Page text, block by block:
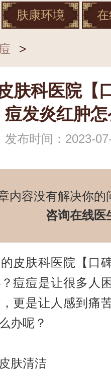
肤康环境
>
肤科医院【
痘发炎红肿怎
发布时间：2023-
内容没有解决你的
咨询在线医
肤科医院【口碑
痘痘是让很多人
更是让人感到痛
办呢？
肤清洁